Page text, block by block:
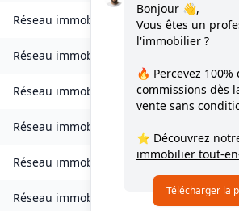
Réseau immobilier Brévilly( 08140)
Réseau immobilier
Réseau immobilier Chagny(08430)
Réseau immobilier
Réseau immobilier Chardeny(08400)
Réseau immobilier Chatel-Chéhéry(
Bonjour 👋,
Vous êtes un
l'immobilier ?
🔥 Percevez 100%
commissions dès
vente sans
⭐ Découvrez
immobilier tout-
Télécharger la